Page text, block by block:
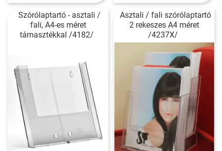
Szórólaptartó - asztali /
fali, A4-es méret
támasztékkal /4182/
Asztali / fali szórólaptartó
2 rekeszes A4 méret
/4237X/